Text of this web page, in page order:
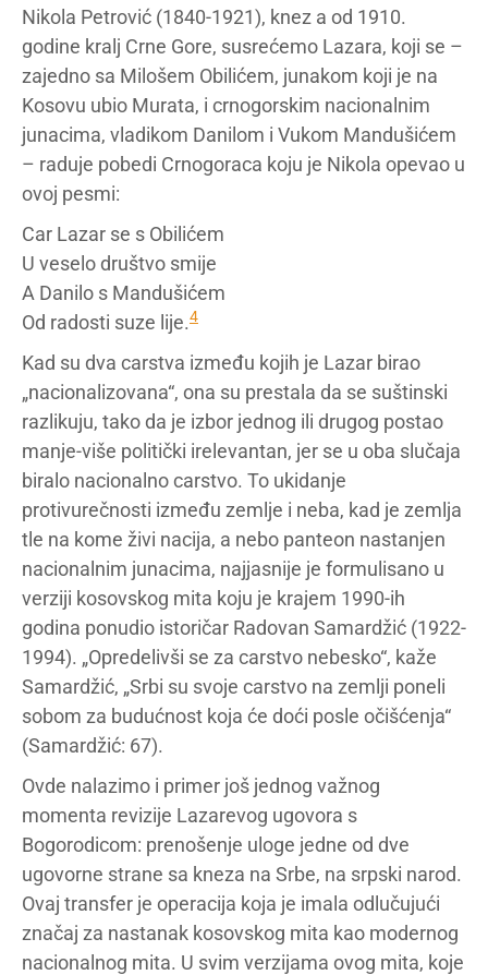
Nikola Petrović (1840-1921), knez a od 1910.
godine kralj Crne Gore, susrećemo Lazara, koji se –
zajedno sa Milošem Obilićem, junakom koji je na
Kosovu ubio Murata, i crnogorskim nacionalnim
junacima, vladikom Danilom i Vukom Mandušićem
– raduje pobedi Crnogoraca koju je Nikola opevao u
ovoj pesmi:
Car Lazar se s Obilićem
U veselo društvo smije
A Danilo s Mandušićem
Od radosti suze lije.4
Kad su dva carstva između kojih je Lazar birao
„nacionalizovana“, ona su prestala da se suštinski
razlikuju, tako da je izbor jednog ili drugog postao
manje-više politički irelevantan, jer se u oba slučaja
biralo nacionalno carstvo. To ukidanje
protivurečnosti između zemlje i neba, kad je zemlja
tle na kome živi nacija, a nebo panteon nastanjen
nacionalnim junacima, najjasnije je formulisano u
verziji kosovskog mita koju je krajem 1990-ih
godina ponudio istoričar Radovan Samardžić (1922-
1994). „Opredelivši se za carstvo nebesko“, kaže
Samardžić, „Srbi su svoje carstvo na zemlji poneli
sobom za budućnost koja će doći posle očišćenja“
(Samardžić: 67).
Ovde nalazimo i primer još jednog važnog
momenta revizije Lazarevog ugovora s
Bogorodicom: prenošenje uloge jedne od dve
ugovorne strane sa kneza na Srbe, na srpski narod.
Ovaj transfer je operacija koja je imala odlučujući
značaj za nastanak kosovskog mita kao modernog
nacionalnog mita. U svim verzijama ovog mita, koje